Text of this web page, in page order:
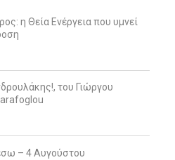
η Θεία Ενέργεια που υμνεί
του Γιώργου
– 4 Αυγούστου